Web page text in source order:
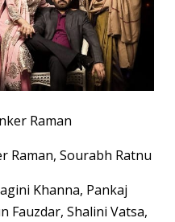
Raman
Raman, Sourabh Ratnu
Khanna, Pankaj
Fauzdar, Shalini Vatsa,